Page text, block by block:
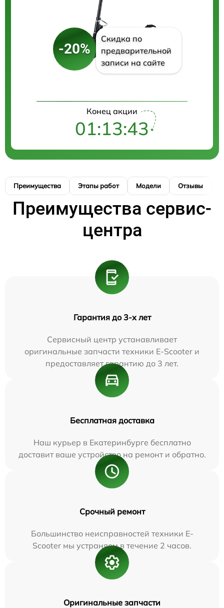
-20%
Скидка по
предварительной
записи на сайте
Конец акции
01:13:42
Преимущества Этапы работ Модели Отзывы
Преимущества сервис-
центра
Гарантия до 3-х лет
Сервисный центр устанавливает
оригинальные запчасти техники E-Scooter и
предоставляет гарантию до 3 лет.
Бесплатная доставка
Наш курьер в Екатеринбурге бесплатно
доставит ваше устройство на ремонт и обратно.
Срочный ремонт
Большинство неисправностей техники E-
Scooter мы устраняем в течение 2 часов.
Оригинальные запчасти